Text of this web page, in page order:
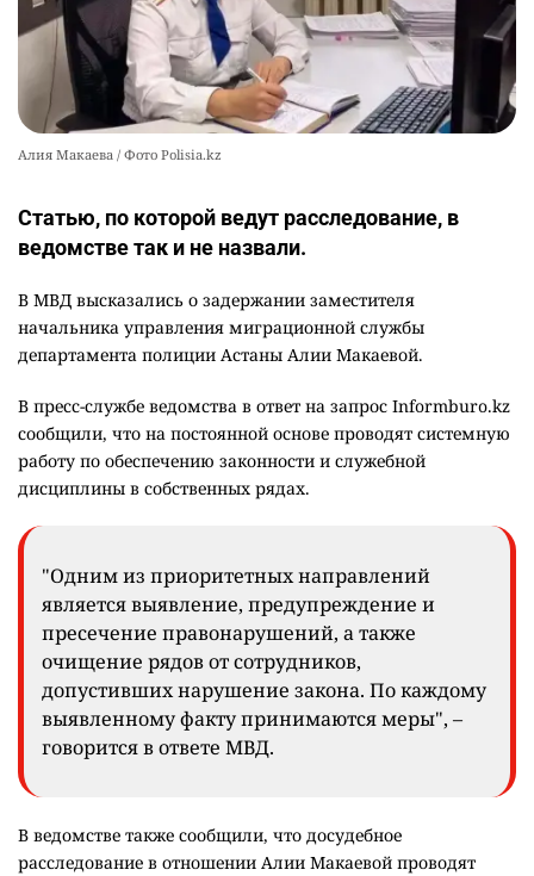
Алия Макаева / Фото Polisia.kz
Статью, по которой ведут расследование, в
ведомстве так и не назвали.
В МВД высказались о задержании заместителя
начальника управления миграционной службы
департамента полиции Астаны Алии Макаевой.
В пресс-службе ведомства в ответ на запрос Informburo.kz
сообщили, что на постоянной основе проводят системную
работу по обеспечению законности и служебной
дисциплины в собственных рядах.
"Одним из приоритетных направлений
является выявление, предупреждение и
пресечение правонарушений, а также
очищение рядов от сотрудников,
допустивших нарушение закона. По каждому
выявленному факту принимаются меры", –
говорится в ответе МВД.
В ведомстве также сообщили, что досудебное
расследование в отношении Алии Макаевой проводят